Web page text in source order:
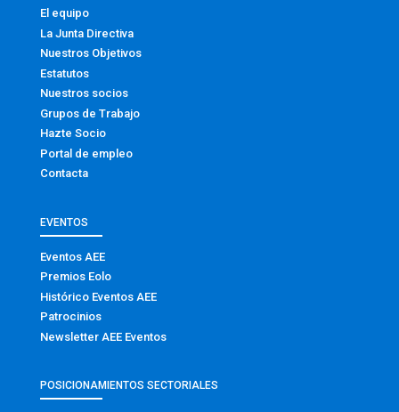
El equipo
La Junta Directiva
Nuestros Objetivos
Estatutos
Nuestros socios
Grupos de Trabajo
Hazte Socio
Portal de empleo
Contacta
EVENTOS
Eventos AEE
Premios Eolo
Histórico Eventos AEE
Patrocinios
Newsletter AEE Eventos
POSICIONAMIENTOS SECTORIALES